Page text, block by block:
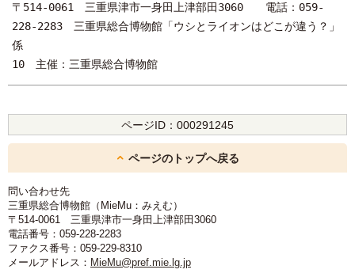
〒514-0061 三重県津市一身田上津部田3060 電話：059-
228-2283 三重県総合博物館「ウシとライオンはどこが違う？」
係
10 主催：三重県総合博物館
ページID： 000291245
ページのトップへ戻る
問い合わせ先
三重県総合博物館（MieMu：みえむ）
〒514-0061 三重県津市一身田上津部田3060
電話番号：059-228-2283
ファクス番号：059-229-8310
メールアドレス： MieMu@pref.mie.lg.jp